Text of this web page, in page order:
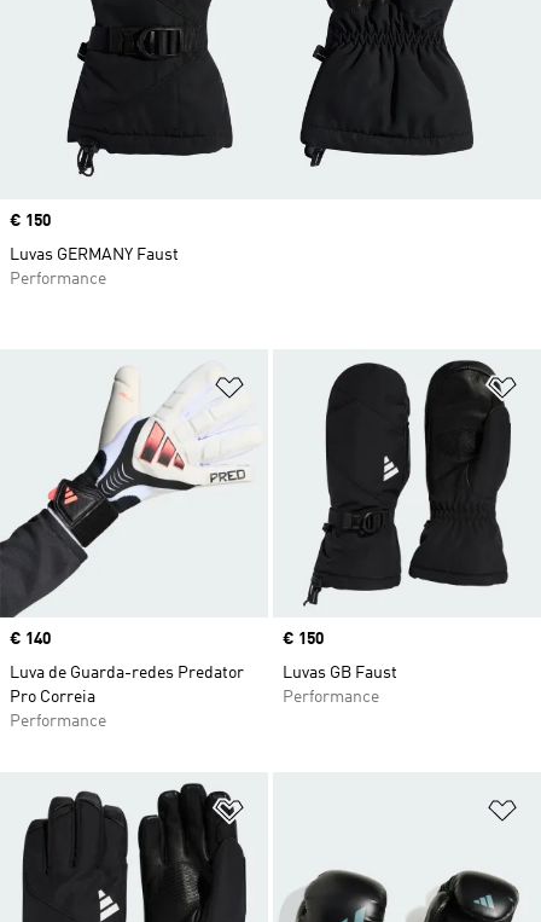
Adicionar à Lista de Desejos
Price
€ 140
Luva de Guarda-redes Predator
Pro Correia
Performance
Price
€ 150
Luvas GB Faust
Performance
Price
€ 150
Luvas GERMANY Faust
Performance